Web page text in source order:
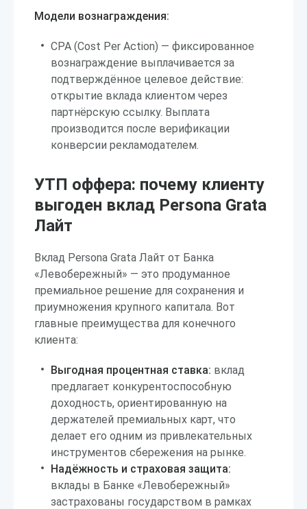
Модели вознаграждения:
CPA (Cost Per Action) — фиксированное
вознаграждение выплачивается за
подтверждённое целевое действие:
открытие вклада клиентом через
партнёрскую ссылку. Выплата
производится после верификации
конверсии рекламодателем.
УТП оффера: почему клиенту
выгоден вклад Persona Grata
Лайт
Вклад Persona Grata Лайт от Банка
«Левобережный» — это продуманное
премиальное решение для сохранения и
приумножения крупного капитала. Вот
главные преимущества для конечного
клиента:
Выгодная процентная ставка: вклад
предлагает конкурентоспособную
доходность, ориентированную на
держателей премиальных карт, что
делает его одним из привлекательных
инструментов сбережения на рынке.
Надёжность и страховая защита:
вклады в Банке «Левобережный»
застрахованы государством в рамках